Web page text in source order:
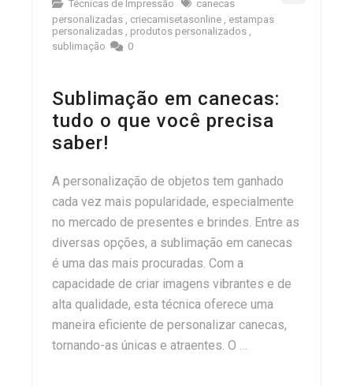
Técnicas de Impressão
canecas
personalizadas
criecamisetasonline
estampas
personalizadas
produtos personalizados
sublimação
0
Sublimação em canecas:
tudo o que você precisa
saber!
A personalização de objetos tem ganhado
cada vez mais popularidade, especialmente
no mercado de presentes e brindes. Entre as
diversas opções, a sublimação em canecas
é uma das mais procuradas. Com a
capacidade de criar imagens vibrantes e de
alta qualidade, esta técnica oferece uma
maneira eficiente de personalizar canecas,
tornando-as únicas e atraentes. O …